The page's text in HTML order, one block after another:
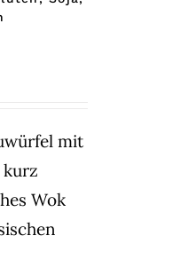
mit
Wok